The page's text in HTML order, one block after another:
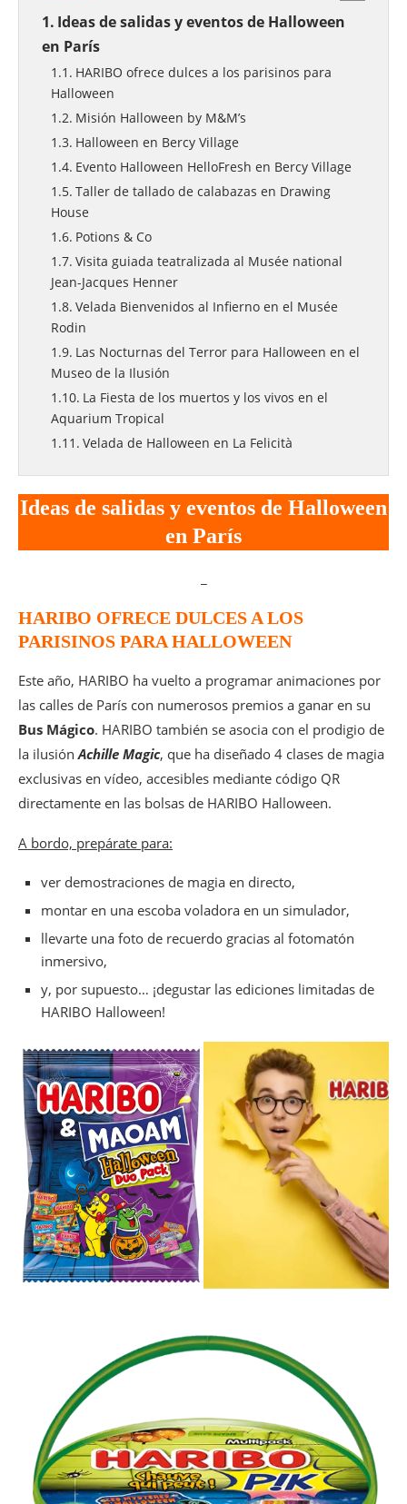
Ideas de salidas y eventos de Halloween
en París
HARIBO ofrece dulces a los parisinos para
Halloween
Misión Halloween by M&M’s
Halloween en Bercy Village
Evento Halloween HelloFresh en Bercy Village
Taller de tallado de calabazas en Drawing
House
Potions & Co
Visita guiada teatralizada al Musée national
Jean-Jacques Henner
Velada Bienvenidos al Infierno en el Musée
Rodin
Las Nocturnas del Terror para Halloween en el
Museo de la Ilusión
La Fiesta de los muertos y los vivos en el
Aquarium Tropical
Velada de Halloween en La Felicità
La Nuit Dèmonia
El Baile de los Vampiros
AAAAAHH ! La comedia de terror
Ideas de salidas y eventos de Halloween
en la región de Isla de Francia
Zombie Quest
Talleres de escultura de calabazas en la Ferme
de Viltain
Festival de Halloween en Disneyland Paris
Halloween en la abadía de Royaumont
Un programa escalofriante en el Castillo de
Productos y delicias para Halloween
Colección de Halloween Puyricard
Pumpkin Latte de Halloween en Lactem
Jadis et Gourmande con los colores de
Halloween
Fabulosa en modo alta costura para Halloween
Ideas de salidas y eventos de Halloween
en París
HARIBO OFRECE DULCES A LOS
PARISINOS PARA HALLOWEEN
Este año, HARIBO ha vuelto a programar animaciones por
las calles de París con numerosos premios a ganar en su
Bus Mágico. HARIBO también se asocia con el prodigio de
la ilusiónAchille Magic, que ha diseñado 4 clases de magia
exclusivas en vídeo, accesibles mediante código QR
directamente en las bolsas de HARIBO Halloween.
A bordo, prepárate para:
ver demostraciones de magia en directo,
montar en una escoba voladora en un simulador,
llevarte una foto de recuerdo gracias al fotomatón
inmersivo,
y, por supuesto… ¡degustar las ediciones limitadas de
HARIBO Halloween!